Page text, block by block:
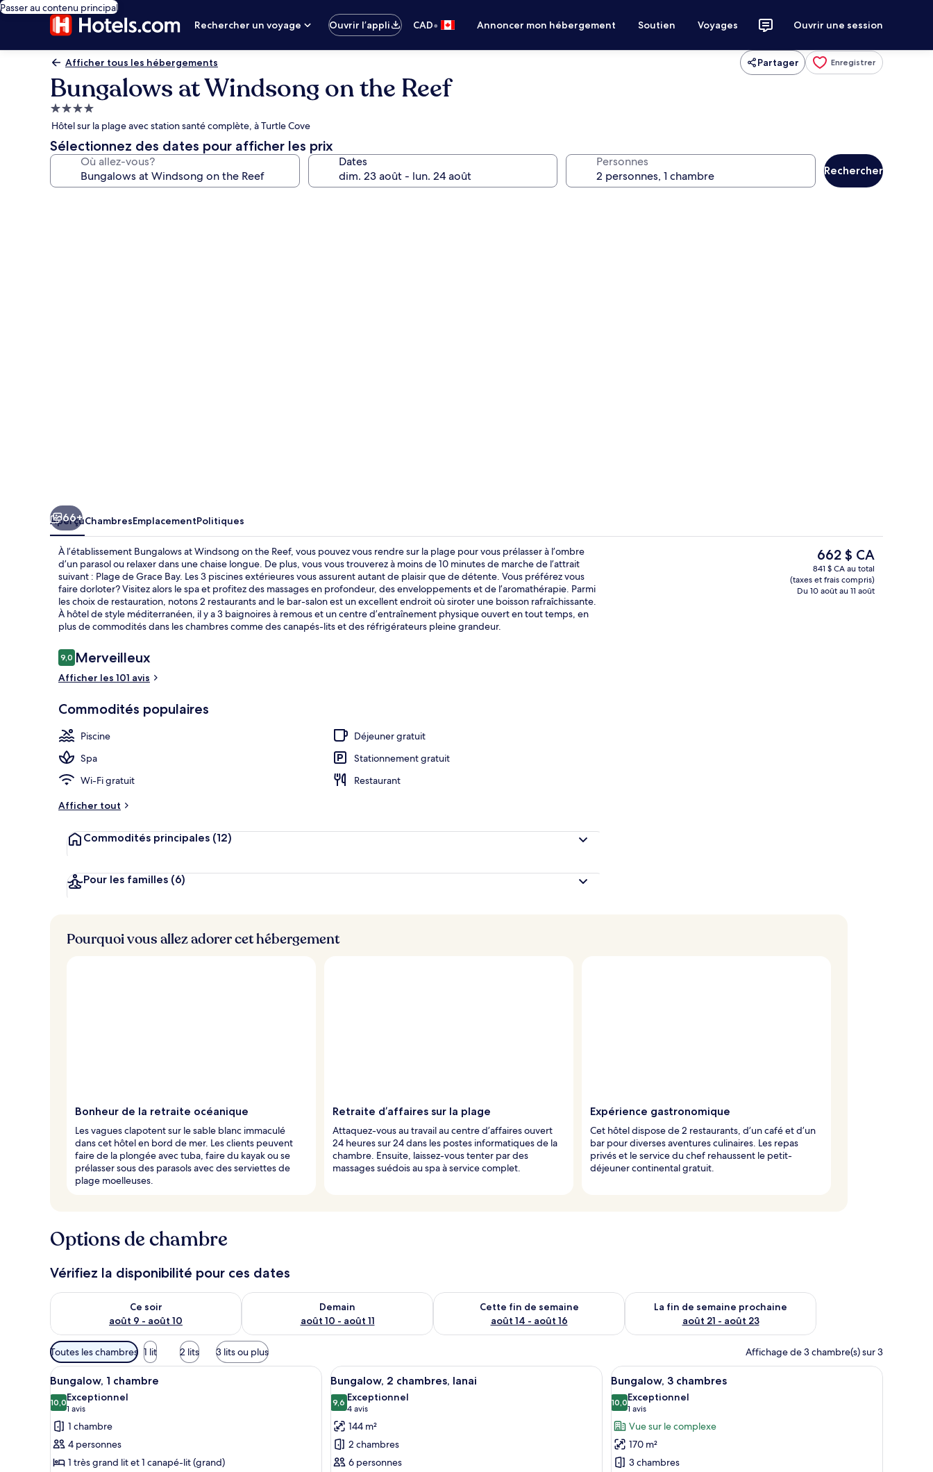
Passer au contenu principal
Rechercher un voyage
Ouvrir l’appli CAD• Annoncer mon hébergement Soutien Voyages Ouvrir une session
Afficher tous les hébergements Partager Enregistrer
Bungalows at Windsong on the Reef
Hébergement
4.0 étoiles
Hôtel sur la plage avec station santé complète, à Turtle Cove
Sélectionnez des dates pour afficher les prix
Où allez-vous? Dates Personnes
Rechercher
Extérieur Restaurant
66+
AperçuChambresEmplacementPolitiques
À l’établissement Bungalows at Windsong on the Reef, vous pouvez vous rendre sur la plage pour vous prélasser à l’ombre
d’un parasol ou relaxer dans une chaise longue. De plus, vous vous trouverez à moins de 10 minutes de marche de l’attrait
suivant : Plage de Grace Bay. Les 3 piscines extérieures vous assurent autant de plaisir que de détente. Vous préférez vous
faire dorloter? Visitez alors le spa et profitez des massages en profondeur, des enveloppements et de l’aromathérapie. Parmi
les choix de restauration, notons 2 restaurants and le bar-salon est un excellent endroit où siroter une boisson rafraîchissante.
À hôtel de style méditerranéen, il y a 3 baignoires à remous et un centre d’entraînement physique ouvert en tout temps, en
plus de commodités dans les chambres comme des canapés-lits et des réfrigérateurs pleine grandeur.
Avis
9,09,0 sur 10 –
Merveilleux
Afficher les 101 avis
Commodités populaires
Piscine
Déjeuner gratuit
Spa
Stationnement gratuit
Wi-Fi gratuit
Restaurant
Afficher tout
Commodités principales (12)
Pour les familles (6)
Le
prix
actuel
est
662 $ CA
841 $ CA au total
(taxes et frais compris)
Du 10 août au 11 août
Pourquoi vous allez adorer cet hébergement
Bonheur de la retraite océanique
Les vagues clapotent sur le sable blanc immaculé
dans cet hôtel en bord de mer. Les clients peuvent
faire de la plongée avec tuba, faire du kayak ou se
prélasser sous des parasols avec des serviettes de
plage moelleuses.
Retraite d’affaires sur la plage
Attaquez-vous au travail au centre d’affaires ouvert
24 heures sur 24 dans les postes informatiques de la
chambre. Ensuite, laissez-vous tenter par des
massages suédois au spa à service complet.
Expérience gastronomique
Cet hôtel dispose de 2 restaurants, d’un café et d’un
bar pour diverses aventures culinaires. Les repas
privés et le service du chef rehaussent le petit-
déjeuner continental gratuit.
Options de chambre
Vérifiez la disponibilité pour ces dates
Ce soir
août 9 - août 10
Vérifier la disponibilité pour ce soir août 9 - août 10
Demain
août 10 - août 11
Vérifier la disponibilité pour demain août 10 - août 11
Cette fin de semaine
août 14 - août 16
Vérifier la disponibilité pour cette fin de semaine août 14 - août 16
La fin de semaine prochaine
août 21 - août 23
Vérifier la disponibilité pour la fin de semaine prochaine août
Filtres
disponibles
pour
les
chambres
Toutes les chambres 1 lit 2 lits 3 lits ou plus Affichage de 3 chambre(s) sur 3
Afficher
toutes
les
photos
pour
ce
type
Un salon comprenant un canapé, deux fauteuils, une table basse, un téléviseur et, au fond, un coin cuisine.
8
Bungalow, 1 chambre
10,010,0 sur 10
Exceptionnel
1 avis
(1 avis)
1 chambre
4 personnes
1 très grand lit et 1 canapé-lit (grand)
Afficher
toutes
les
photos
pour
ce
type
Une terrasse avec une table et des chaises, entourée de palmiers et de plantes en pot.
10
Bungalow, 2 chambres, lanai
9,69,6 sur 10
Exceptionnel
4 avis
(4 avis)
144 m²
2 chambres
6 personnes
Afficher
toutes
les
photos
pour
ce
type
Un salon comprenant un canapé, une table
8
Bungalow, 3 chambres
10,010,0 sur 10
Exceptionnel
1 avis
(1 avis)
Vue sur le complexe
170 m²
3 chambres